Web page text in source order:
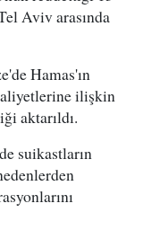
Aviv arasında
Hamas'ın
ilişkin
aktarıldı.
suikastların